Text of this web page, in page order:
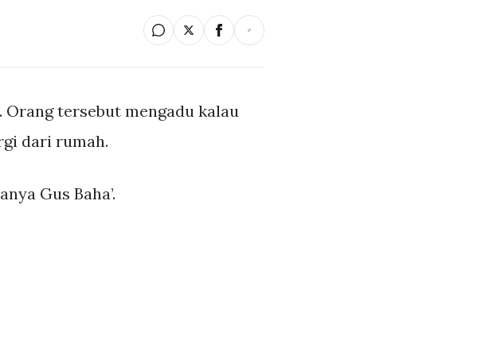
Orang tersebut mengadu kalau
dari rumah.
Gus Baha’.